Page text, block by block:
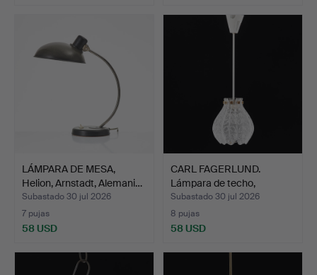
LÁMPARA DE MESA,
Helion, Arnstadt, Alemani…
Subastado 30 jul 2026
7 pujas
58 USD
CARL FAGERLUND.
Lámpara de techo,
Orrefors…
Subastado 30 jul 2026
8 pujas
58 USD